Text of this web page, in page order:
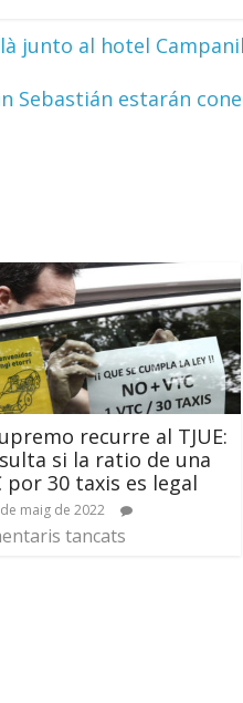
junto al hotel
Sebastián estarán
recurre al TJUE:
si la ratio de una
por 30 taxis es legal
maig de 2022
tancats